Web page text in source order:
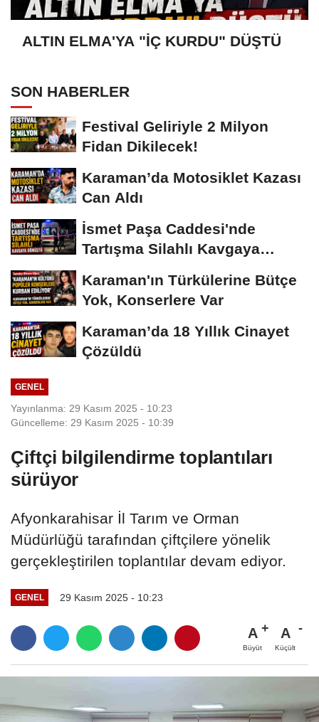
ALTIN ELMA'YA "İÇ KURDU" DÜŞTÜ
SON HABERLER
Festival Geliriyle 2 Milyon
Fidan Dikilecek!
Karaman’da Motosiklet Kazası
Can Aldı
İsmet Paşa Caddesi'nde
Tartışma Silahlı Kavgaya
Karaman'ın Türkülerine Bütçe
Yok, Konserlere Var
Karaman’da 18 Yıllık Cinayet
Çözüldü
GENEL
Yayınlanma: 29 Kasım 2025 - 10:23
Güncelleme: 29 Kasım 2025 - 10:39
Çiftçi bilgilendirme toplantıları
sürüyor
Afyonkarahisar İl Tarım ve Orman
Müdürlüğü tarafından çiftçilere yönelik
gerçekleştirilen toplantılar devam ediyor.
GENEL 29 Kasım 2025 - 10:23
A
Büyüt
A
Küçült